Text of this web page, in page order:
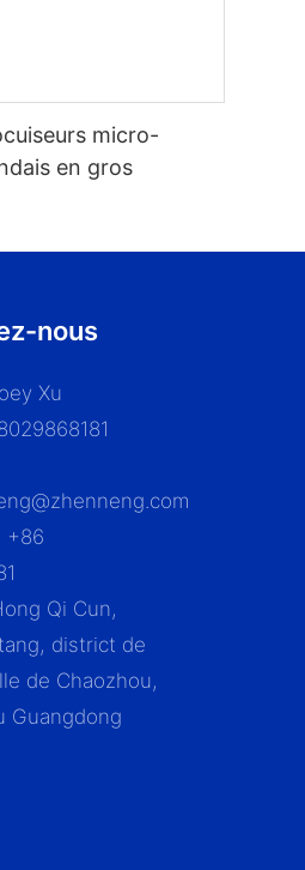
micro-
en gros
nous
Xu
+86
Qi Cun,
district de
de Chaozhou,
Guangdong